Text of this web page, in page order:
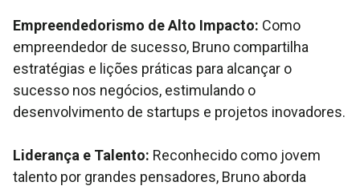
Empreendedorismo de Alto Impacto: Como
empreendedor de sucesso, Bruno compartilha
estratégias e lições práticas para alcançar o
sucesso nos negócios, estimulando o
desenvolvimento de startups e projetos inovadores.
Liderança e Talento: Reconhecido como jovem
talento por grandes pensadores, Bruno aborda